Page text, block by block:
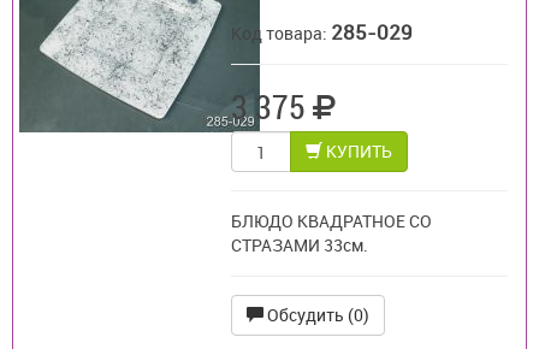
Код товара: 285-029
3 375
КУПИТЬ
БЛЮДО КВАДРАТНОЕ СО
СТРАЗАМИ 33см.
Обсудить (0)